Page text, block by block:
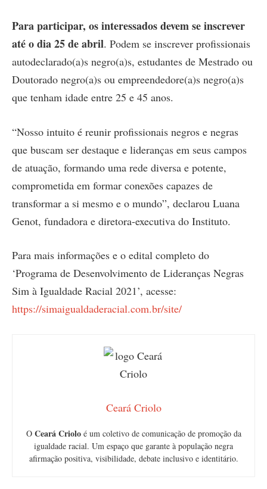
Para participar, os interessados devem se inscrever
até o dia 25 de abril. Podem se inscrever profissionais
autodeclarado(a)s negro(a)s, estudantes de Mestrado ou
Doutorado negro(a)s ou empreendedore(a)s negro(a)s
que tenham idade entre 25 e 45 anos.
“Nosso intuito é reunir profissionais negros e negras
que buscam ser destaque e lideranças em seus campos
de atuação, formando uma rede diversa e potente,
comprometida em formar conexões capazes de
transformar a si mesmo e o mundo”, declarou Luana
Genot, fundadora e diretora-executiva do Instituto.
Para mais informações e o edital completo do
‘Programa de Desenvolvimento de Lideranças Negras
Sim à Igualdade Racial 2021’, acesse:
https://simaigualdaderacial.com.br/site/
Ceará Criolo
O Ceará Crioloé um coletivo de comunicação de promoção da
igualdade racial. Um espaço que garante à população negra
afirmação positiva, visibilidade, debate inclusivo e identitário.